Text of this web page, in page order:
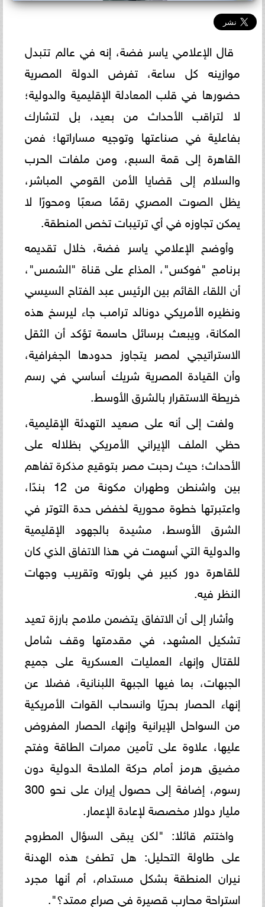
قال الإعلامي ياسر فضة، إنه في عالم تتبدل
موازينه كل ساعة، تفرض الدولة المصرية
حضورها في قلب المعادلة الإقليمية والدولية؛
لا لتراقب الأحداث من بعيد، بل لتشارك
بفاعلية في صناعتها وتوجيه مساراتها؛ فمن
القاهرة إلى قمة السبع، ومن ملفات الحرب
والسلام إلى قضايا الأمن القومي المباشر،
يظل الصوت المصري رقمًا صعبًا ومحورًا لا
يمكن تجاوزه في أي ترتيبات تخص المنطقة.
وأوضح الإعلامي ياسر فضة، خلال تقديمه
برنامج "فوكس"، المذاع على قناة "الشمس"،
أن اللقاء القائم بين الرئيس عبد الفتاح السيسي
ونظيره الأمريكي دونالد ترامب جاء ليرسخ هذه
المكانة، ويبعث برسائل حاسمة تؤكد أن الثقل
الاستراتيجي لمصر يتجاوز حدودها الجغرافية،
وأن القيادة المصرية شريك أساسي في رسم
خريطة الاستقرار بالشرق الأوسط.
ولفت إلى أنه على صعيد التهدئة الإقليمية،
حظي الملف الإيراني الأمريكي بظلاله على
الأحداث؛ حيث رحبت مصر بتوقيع مذكرة تفاهم
بين واشنطن وطهران مكونة من 12 بندًا،
واعتبرتها خطوة محورية لخفض حدة التوتر في
الشرق الأوسط، مشيدة بالجهود الإقليمية
والدولية التي أسهمت في هذا الاتفاق الذي كان
للقاهرة دور كبير في بلورته وتقريب وجهات
النظر فيه.
وأشار إلى أن الاتفاق يتضمن ملامح بارزة تعيد
تشكيل المشهد، في مقدمتها وقف شامل
للقتال وإنهاء العمليات العسكرية على جميع
الجبهات، بما فيها الجبهة اللبنانية، فضلا عن
إنهاء الحصار بحريًا وانسحاب القوات الأمريكية
من السواحل الإيرانية وإنهاء الحصار المفروض
عليها، علاوة على تأمين ممرات الطاقة وفتح
مضيق هرمز أمام حركة الملاحة الدولية دون
رسوم، إضافة إلى حصول إيران على نحو 300
مليار دولار مخصصة لإعادة الإعمار.
واختتم قائلا: "لكن يبقى السؤال المطروح
على طاولة التحليل: هل تطفئ هذه الهدنة
نيران المنطقة بشكل مستدام، أم أنها مجرد
استراحة محارب قصيرة في صراع ممتد؟".